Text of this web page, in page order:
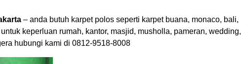
– anda butuh karpet polos seperti karpet buana, monaco, bali,
keperluan rumah, kantor, masjid, musholla, pameran, wedding,
hubungi kami di 0812-9518-8008